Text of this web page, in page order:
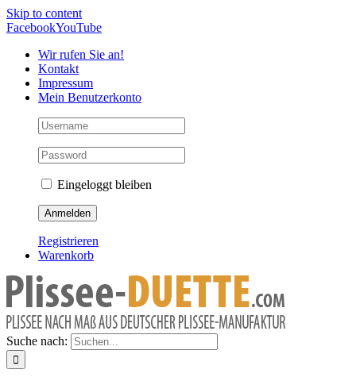
Skip to content
FacebookYouTube
Wir rufen Sie an!
Kontakt
Impressum
Mein Benutzerkonto
Eingeloggt bleiben
Registrieren
Warenkorb
Suche nach: